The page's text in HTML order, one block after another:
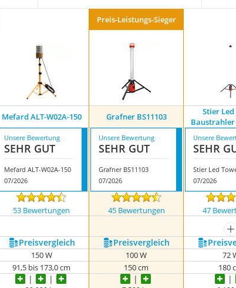
Preis-Leistungs-Sieger
Mefard ALT-W02A-150 Grafner ‎BS11103
Stier
Baustrahler
Unsere Bewertung
SEHR GUT
Mefard ALT-W02A-150
07/2026
Unsere Bewertung
SEHR GUT
Grafner ‎BS11103
07/2026
Unsere
SEHR
07/2026
53 Bewertungen 45 Bewertungen 47
Preis­vergleich Preis­vergleich
150 W 100 W 72
91,5 bis 173,0 cm 150 cm 180